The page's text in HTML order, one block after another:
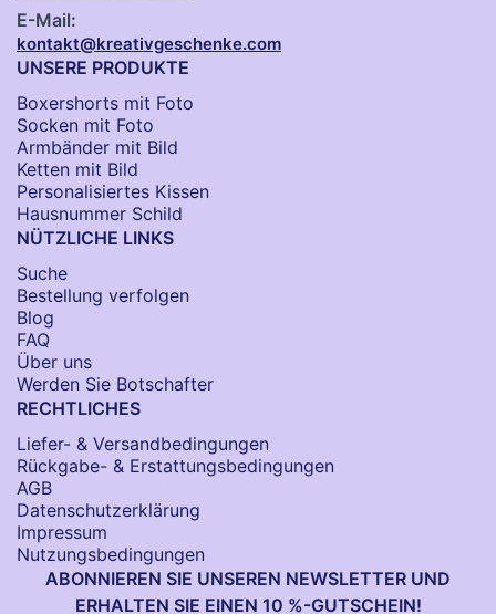
E-Mail:
kontakt@kreativgeschenke.com
UNSERE PRODUKTE
Boxershorts mit Foto
Socken​ mit Foto
Armbänder mit Bild​
Ketten mit Bild
Personalisiertes Kissen
Hausnummer Schild
NÜTZLICHE LINKS
Suche
Bestellung verfolgen
Blog
FAQ
Über uns
Werden Sie Botschafter
RECHTLICHES
Liefer- & Versandbedingungen
Rückgabe- & Erstattungsbedingungen
AGB
Datenschutzerklärung
Impressum
Nutzungsbedingungen
ABONNIEREN SIE UNSEREN NEWSLETTER UND
ERHALTEN SIE EINEN 10 %-GUTSCHEIN!